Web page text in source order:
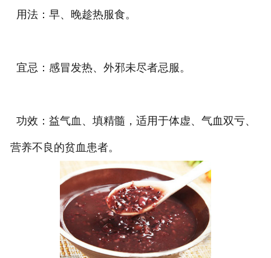
用法：早、晚趁热服食。
宜忌：感冒发热、外邪未尽者忌服。
功效：益气血、填精髓，适用于体虚、气血双亏、
营养不良的贫血患者。